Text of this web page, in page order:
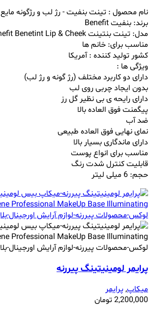
نام محصول : تینت بنفیت - رژ لب و رژگونه مایع
برند: بنفیت Benefit
مدل: تینت بنتینت Benefit Benetint Lip & Cheek
مناسب برای: خانم ها
کشور تولید کننده : آمریکا
ویژگی ها :
دارای دو کاربرد مختلف (رژ گونه و رژ لب)
بدون ایجاد چربی روی لب
دارای رایحه ی بی نظیر گل رز
پیگمنت فوق العاده بالا
ضد آب
نمای نهایی فوق العاده طبیعی
دارای ماندگاری بسیار بالا
مناسب برای انواع پوست
قابلیت کنترل شدت رنگ
حجم: 6 میلی لیتر
پرایمر لومینیتینگ پیررنه
میکاپ,پرایمر
2,200,000تومان